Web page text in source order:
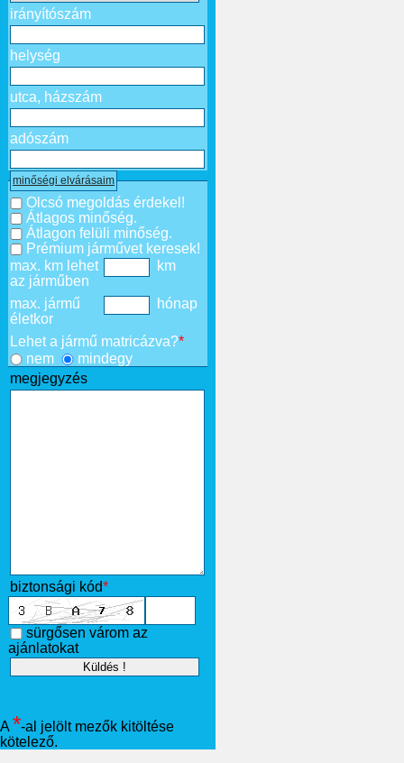
irányítószám
helység
utca, házszám
adószám
minőségi elvárásaim
Olcsó megoldás érdekel!
Átlagos minőség.
Átlagon felüli minőség.
Prémium járművet keresek!
max. km lehet
az járműben
km
max. jármű
életkor
hónap
Lehet a jármű matricázva?*
nem
mindegy
megjegyzés
biztonsági kód*
sürgősen várom az
ajánlatokat
A *-al jelölt mezők kitöltése
kötelező.